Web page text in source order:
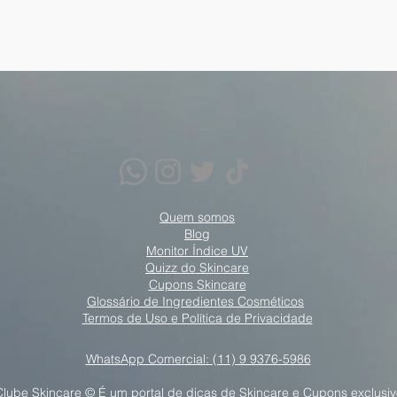
Quem somos
Blog
Monitor Índice UV
Quizz do Skincare
Cupons Skincare
Glossário de Ingredientes Cosméticos
Termos de Uso e Política de Privacidade
WhatsApp Comercial: (11) 9 9376-5986
Skincare © É um portal de dicas de Skincare e Cupons